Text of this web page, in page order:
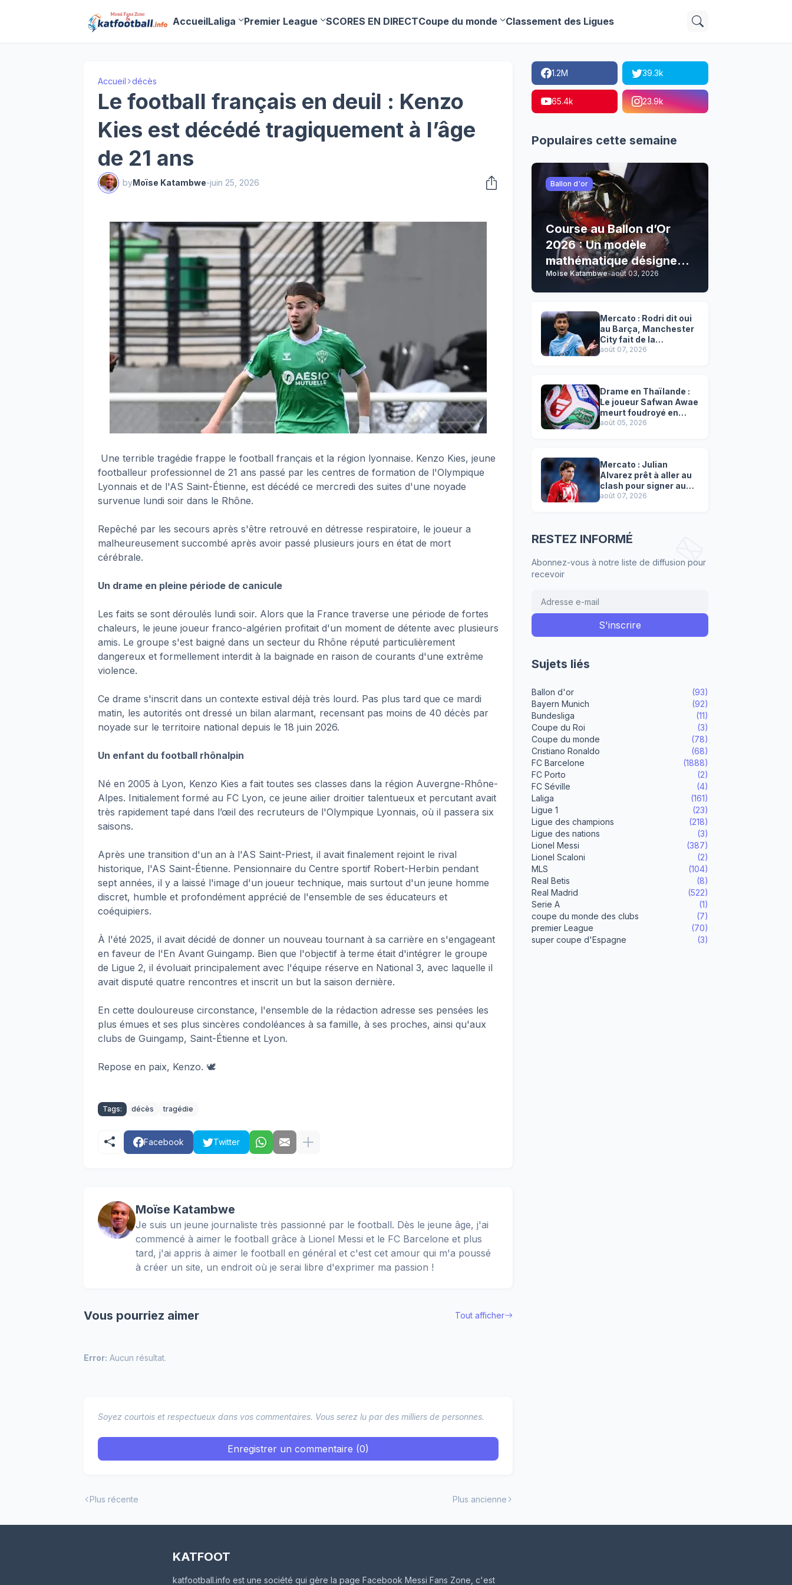
AccueilLaliga Premier League SCORES EN DIRECTCoupe du monde Classement des Ligues
Accueil décès
Le football français en deuil : Kenzo
Kies est décédé tragiquement à l’âge
de 21 ans
byMoïse Katambwe-juin 25, 2026
Une terrible tragédie frappe le football français et la région lyonnaise. Kenzo Kies, jeune
footballeur professionnel de 21 ans passé par les centres de formation de l'Olympique
Lyonnais et de l'AS Saint-Étienne, est décédé ce mercredi des suites d'une noyade
survenue lundi soir dans le Rhône.
Repêché par les secours après s'être retrouvé en détresse respiratoire, le joueur a
malheureusement succombé après avoir passé plusieurs jours en état de mort
cérébrale.
Un drame en pleine période de canicule
Les faits se sont déroulés lundi soir. Alors que la France traverse une période de fortes
chaleurs, le jeune joueur franco-algérien profitait d'un moment de détente avec plusieurs
amis. Le groupe s'est baigné dans un secteur du Rhône réputé particulièrement
dangereux et formellement interdit à la baignade en raison de courants d'une extrême
violence.
Ce drame s'inscrit dans un contexte estival déjà très lourd. Pas plus tard que ce mardi
matin, les autorités ont dressé un bilan alarmant, recensant pas moins de 40 décès par
noyade sur le territoire national depuis le 18 juin 2026.
Un enfant du football rhônalpin
Né en 2005 à Lyon, Kenzo Kies a fait toutes ses classes dans la région Auvergne-Rhône-
Alpes. Initialement formé au FC Lyon, ce jeune ailier droitier talentueux et percutant avait
très rapidement tapé dans l’œil des recruteurs de l'Olympique Lyonnais, où il passera six
saisons.
Après une transition d'un an à l'AS Saint-Priest, il avait finalement rejoint le rival
historique, l'AS Saint-Étienne. Pensionnaire du Centre sportif Robert-Herbin pendant
sept années, il y a laissé l'image d'un joueur technique, mais surtout d'un jeune homme
discret, humble et profondément apprécié de l'ensemble de ses éducateurs et
coéquipiers.
À l'été 2025, il avait décidé de donner un nouveau tournant à sa carrière en s'engageant
en faveur de l'En Avant Guingamp. Bien que l'objectif à terme était d'intégrer le groupe
de Ligue 2, il évoluait principalement avec l'équipe réserve en National 3, avec laquelle il
avait disputé quatre rencontres et inscrit un but la saison dernière.
En cette douloureuse circonstance, l'ensemble de la rédaction adresse ses pensées les
plus émues et ses plus sincères condoléances à sa famille, à ses proches, ainsi qu'aux
clubs de Guingamp, Saint-Étienne et Lyon.
Repose en paix, Kenzo. 🕊️
Tags: décès tragédie
Facebook Twitter
Moïse Katambwe
Je suis un jeune journaliste très passionné par le football. Dès le jeune âge, j'ai
commencé à aimer le football grâce à Lionel Messi et le FC Barcelone et plus
tard, j'ai appris à aimer le football en général et c'est cet amour qui m'a poussé
à créer un site, un endroit où je serai libre d'exprimer ma passion !
Vous pourriez aimer Tout afficher
Error: Aucun résultat.
Soyez courtois et respectueux dans vos commentaires. Vous serez lu par des milliers de personnes.
Enregistrer un commentaire (0)
Plus récente Plus ancienne
1.2M 39.3k
65.4k 23.9k
Populaires cette semaine
Ballon d'or
Course au Ballon d’Or
2026 : Un modèle
mathématique désigne
son grand favori !
Moïse Katambwe-août 03, 2026
Mercato : Rodri dit oui
au Barça, Manchester
City fait de la
résistance !
août 07, 2026
Drame en Thaïlande :
Le joueur Safwan Awae
meurt foudroyé en
plein match
août 05, 2026
Mercato : Julian
Alvarez prêt à aller au
clash pour signer au
Barça, l'Atlético
août 07, 2026
RESTEZ INFORMÉ
Abonnez-vous à notre liste de diffusion pour
recevoir
Sujets liés
Ballon d'or
(93)
Bayern Munich
(92)
Bundesliga
(11)
Coupe du Roi
(3)
Coupe du monde
(78)
Cristiano Ronaldo
(68)
FC Barcelone
(1888)
FC Porto
(2)
FC Séville
(4)
Laliga
(161)
Ligue 1
(23)
Ligue des champions
(218)
Ligue des nations
(3)
Lionel Messi
(387)
Lionel Scaloni
(2)
MLS
(104)
Real Betis
(8)
Real Madrid
(522)
Serie A
(1)
coupe du monde des clubs
(7)
premier League
(70)
super coupe d'Espagne
(3)
KATFOOT
katfootball.info est une société qui gère la page Facebook Messi Fans Zone, c'est